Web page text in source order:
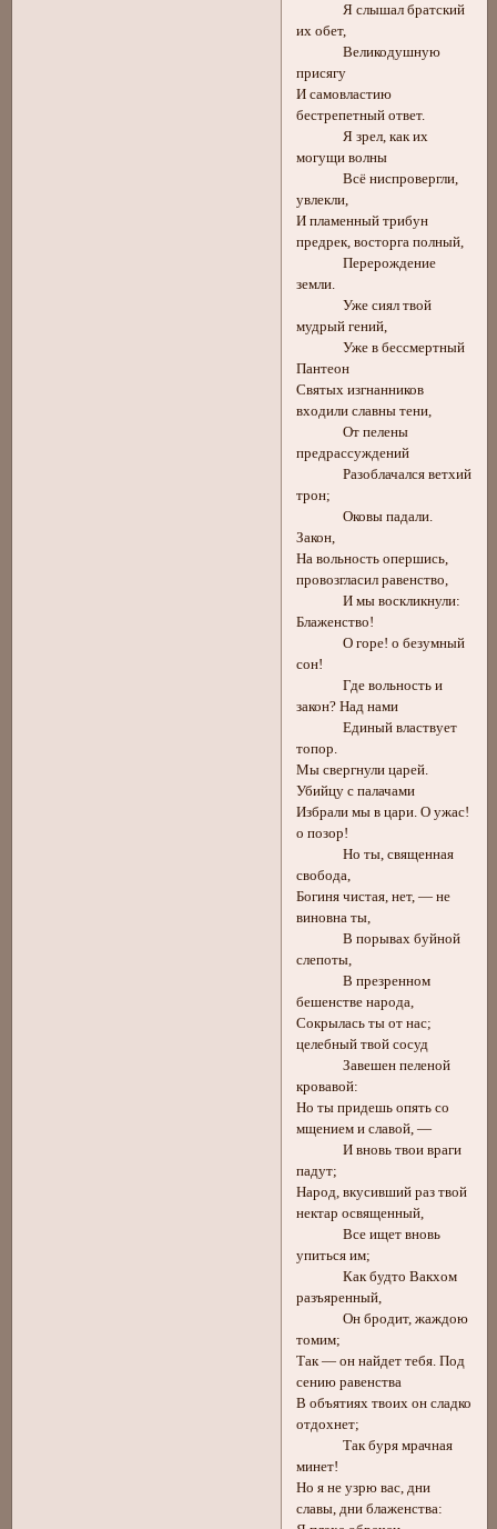
Я слышал братский
их обет,
Великодушную
присягу
И самовластию
бестрепетный ответ.
Я зрел, как их
могущи волны
Всё ниспровергли,
увлекли,
И пламенный трибун
предрек, восторга полный,
Перерождение
земли.
Уже сиял твой
мудрый гений,
Уже в бессмертный
Пантеон
Святых изгнанников
входили славны тени,
От пелены
предрассуждений
Разоблачался ветхий
трон;
Оковы падали.
Закон,
На вольность опершись,
провозгласил равенство,
И мы воскликнули:
Блаженство!
О горе! о безумный
сон!
Где вольность и
закон? Над нами
Единый властвует
топор.
Мы свергнули царей.
Убийцу с палачами
Избрали мы в цари. О ужас!
о позор!
Но ты, священная
свобода,
Богиня чистая, нет, — не
виновна ты,
В порывах буйной
слепоты,
В презренном
бешенстве народа,
Сокрылась ты от нас;
целебный твой сосуд
Завешен пеленой
кровавой:
Но ты придешь опять со
мщением и славой, —
И вновь твои враги
падут;
Народ, вкусивший раз твой
нектар освященный,
Все ищет вновь
упиться им;
Как будто Вакхом
разъяренный,
Он бродит, жаждою
томим;
Так — он найдет тебя. Под
сению равенства
В объятиях твоих он сладко
отдохнет;
Так буря мрачная
минет!
Но я не узрю вас, дни
славы, дни блаженства: